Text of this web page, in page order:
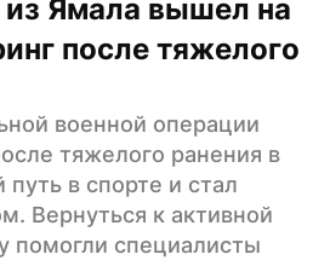
Ямала вышел на
после тяжелого
военной операции
тяжелого ранения в
в спорте и стал
Вернуться к активной
помогли специалисты